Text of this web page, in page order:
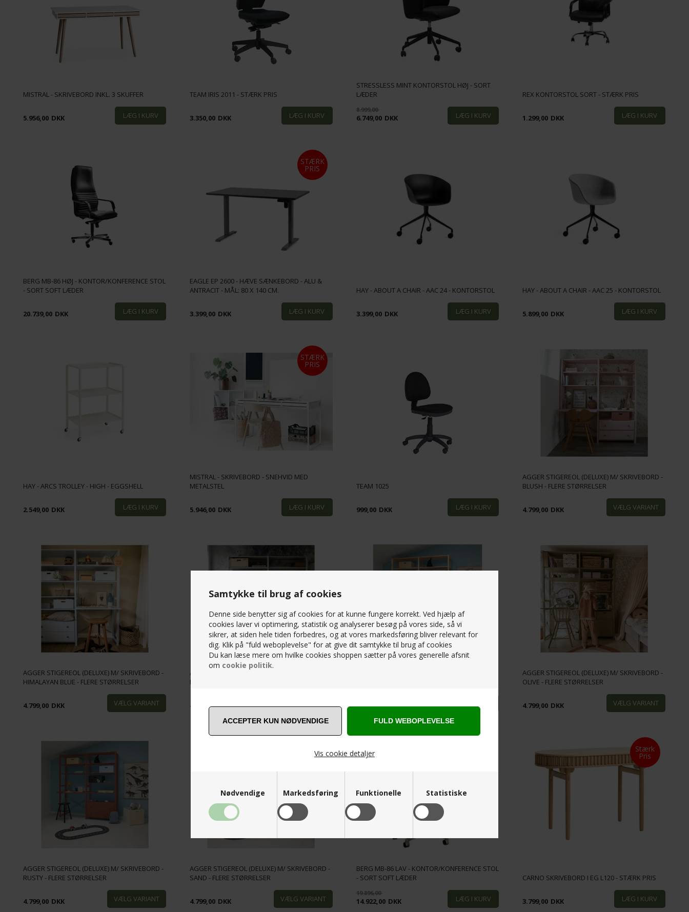
Samtykke til brug af cookies
Denne side benytter sig af cookies for at kunne fungere korrekt. Ved hjælp af
cookies laver vi optimering, statistik og analyserer besøg på vores side, så vi
sikrer, at siden hele tiden forbedres, og at vores markedsføring bliver relevant for
dig. Klik på "fuld weboplevelse" for at give dit samtykke til brug af cookies
Du kan læse mere om hvilke cookies shoppen sætter på vores generelle afsnit
om cookie politik.
Vis cookie detaljer
Nødvendige Markedsføring Funktionelle Statistiske
MISTRAL - SKRIVEBORD INKL. 3 SKUFFER
5.956,00 DKK
TEAM IRIS 2011 - STÆRK PRIS
3.350,00 DKK
STRESSLESS MINT KONTORSTOL HØJ - SORT
LÆDER
8.999,00
6.749,00 DKK
REX KONTORSTOL SORT - STÆRK PRIS
1.299,00 DKK
BERG MB-86 HØJ - KONTOR/KONFERENCE STOL
- SORT SOFT LÆDER
20.739,00 DKK
STÆRK
PRIS
EAGLE EP 2600 - HÆVE SÆNKEBORD - ALU &
ANTRACIT - MÅL: 80 X 140 CM.
3.399,00 DKK
HAY - ABOUT A CHAIR - AAC 24 - KONTORSTOL
3.399,00 DKK
HAY - ABOUT A CHAIR - AAC 25 - KONTORSTOL
5.899,00 DKK
HAY - ARCS TROLLEY - HIGH - EGGSHELL
2.549,00 DKK
STÆRK
PRIS
MISTRAL - SKRIVEBORD - SNEHVID MED
METALSTEL
5.946,00 DKK
TEAM 1025
999,00 DKK
AGGER STIGEREOL (DELUXE) M/ SKRIVEBORD -
BLUSH - FLERE STØRRELSER
4.799,00 DKK
AGGER STIGEREOL (DELUXE) M/ SKRIVEBORD -
HIMALAYAN BLUE - FLERE STØRRELSER
4.799,00 DKK
AGGER STIGEREOL (DELUXE) M/ SKRIVEBORD -
MUSHROOM - FLERE STØRRELSER
4.799,00 DKK 3.799,00 DKK
AGGER STIGEREOL (DELUXE) M/ SKRIVEBORD -
OLIVE - FLERE STØRRELSER
4.799,00 DKK
AGGER STIGEREOL (DELUXE) M/ SKRIVEBORD -
RUSTY - FLERE STØRRELSER
4.799,00 DKK
AGGER STIGEREOL (DELUXE) M/ SKRIVEBORD -
SAND - FLERE STØRRELSER
4.799,00 DKK
25%
BERG MB-86 LAV - KONTOR/KONFERENCE STOL
- SORT SOFT LÆDER
19.896,00
14.922,00 DKK
Stærk
Pris
CARNO SKRIVEBORD I EG L120 - STÆRK PRIS
3.799,00 DKK